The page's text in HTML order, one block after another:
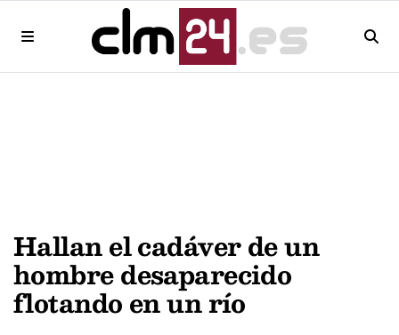
Hallan el cadáver de un
hombre desaparecido
flotando en un río